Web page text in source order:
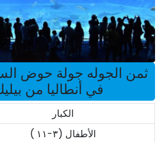
ثمن الجوله جولة حوض
في أنطاليا من بيليك
الكبار
الأطفال (٣-١١ )